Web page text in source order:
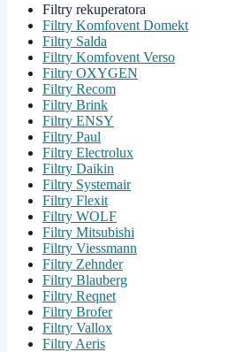
Filtry rekuperatora
Filtry Komfovent Domekt
Filtry Salda
Filtry Komfovent Verso
Filtry OXYGEN
Filtry Recom
Filtry Brink
Filtry ENSY
Filtry Paul
Filtry Electrolux
Filtry Daikin
Filtry Systemair
Filtry Flexit
Filtry WOLF
Filtry Mitsubishi
Filtry Viessmann
Filtry Zehnder
Filtry Blauberg
Filtry Reqnet
Filtry Brofer
Filtry Vallox
Filtry Aeris